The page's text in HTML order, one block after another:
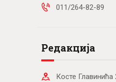
011/264-82-89
Редакција
Косте Главинића